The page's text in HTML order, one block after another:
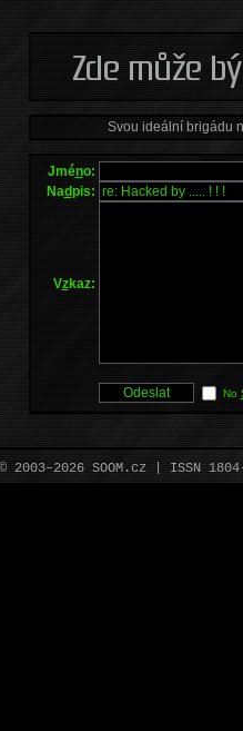
Svou ideální brigádu
Jméno:
Nadpis:
Vzkaz:
No
© 2003–2026 SOOM.cz | ISSN